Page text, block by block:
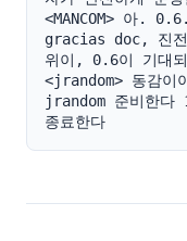
<MANCOM> 아.
gracias doc, 진
위이, 0.6이 기대
<jrandom> 동감
jrandom 준비한
종료한다